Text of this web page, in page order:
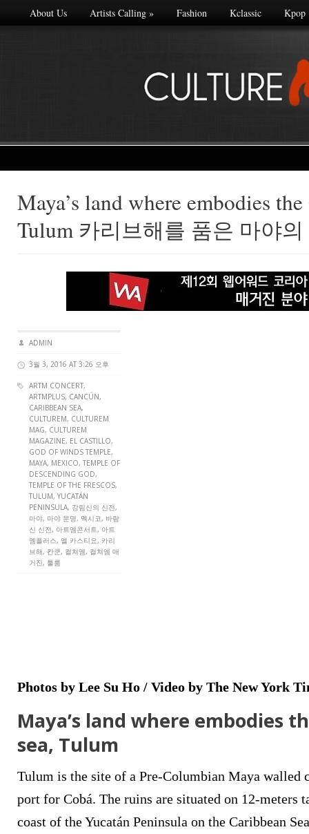
About Us Artists Calling» Fashion Kclassic Kpop
Maya’s land where embodies
Tulum 카리브해를 품은 마야
ADMIN
3월 3, 2016 AT 3:26 오후
ARTM CONCERT,
ARTMPLUS, CANCÚN,
CARIBBEAN SEA,
CULTUREM, CULTUREM
MAG, CULTUREM
MAGAZINE, EL CASTILLO,
GOD OF WINDS TEMPLE,
MAYA, MEXICO, TEMPLE OF
DESCENDING GOD,
TEMPLE OF THE FRESCOS,
TULUM, YUCATÁN
PENINSULA, 강림신의 신전,
마야, 마야 문명, 멕시코, 바람
신 신전, 아트엠콘서트, 아트
엠플러스, 엘 카스티요, 카리
브해, 칸쿤, 컬쳐엠, 컬쳐엠 매
거진, 툴룸
Photos by Lee Su Ho / Video by The New York
Maya’s land where embodies
sea, Tulum
Tulum is the site of a Pre-Columbian Maya walled
port for Cobá. The ruins are situated on 12-meters
coast of the Yucatán Peninsula on the Caribbean
Made with
More Info